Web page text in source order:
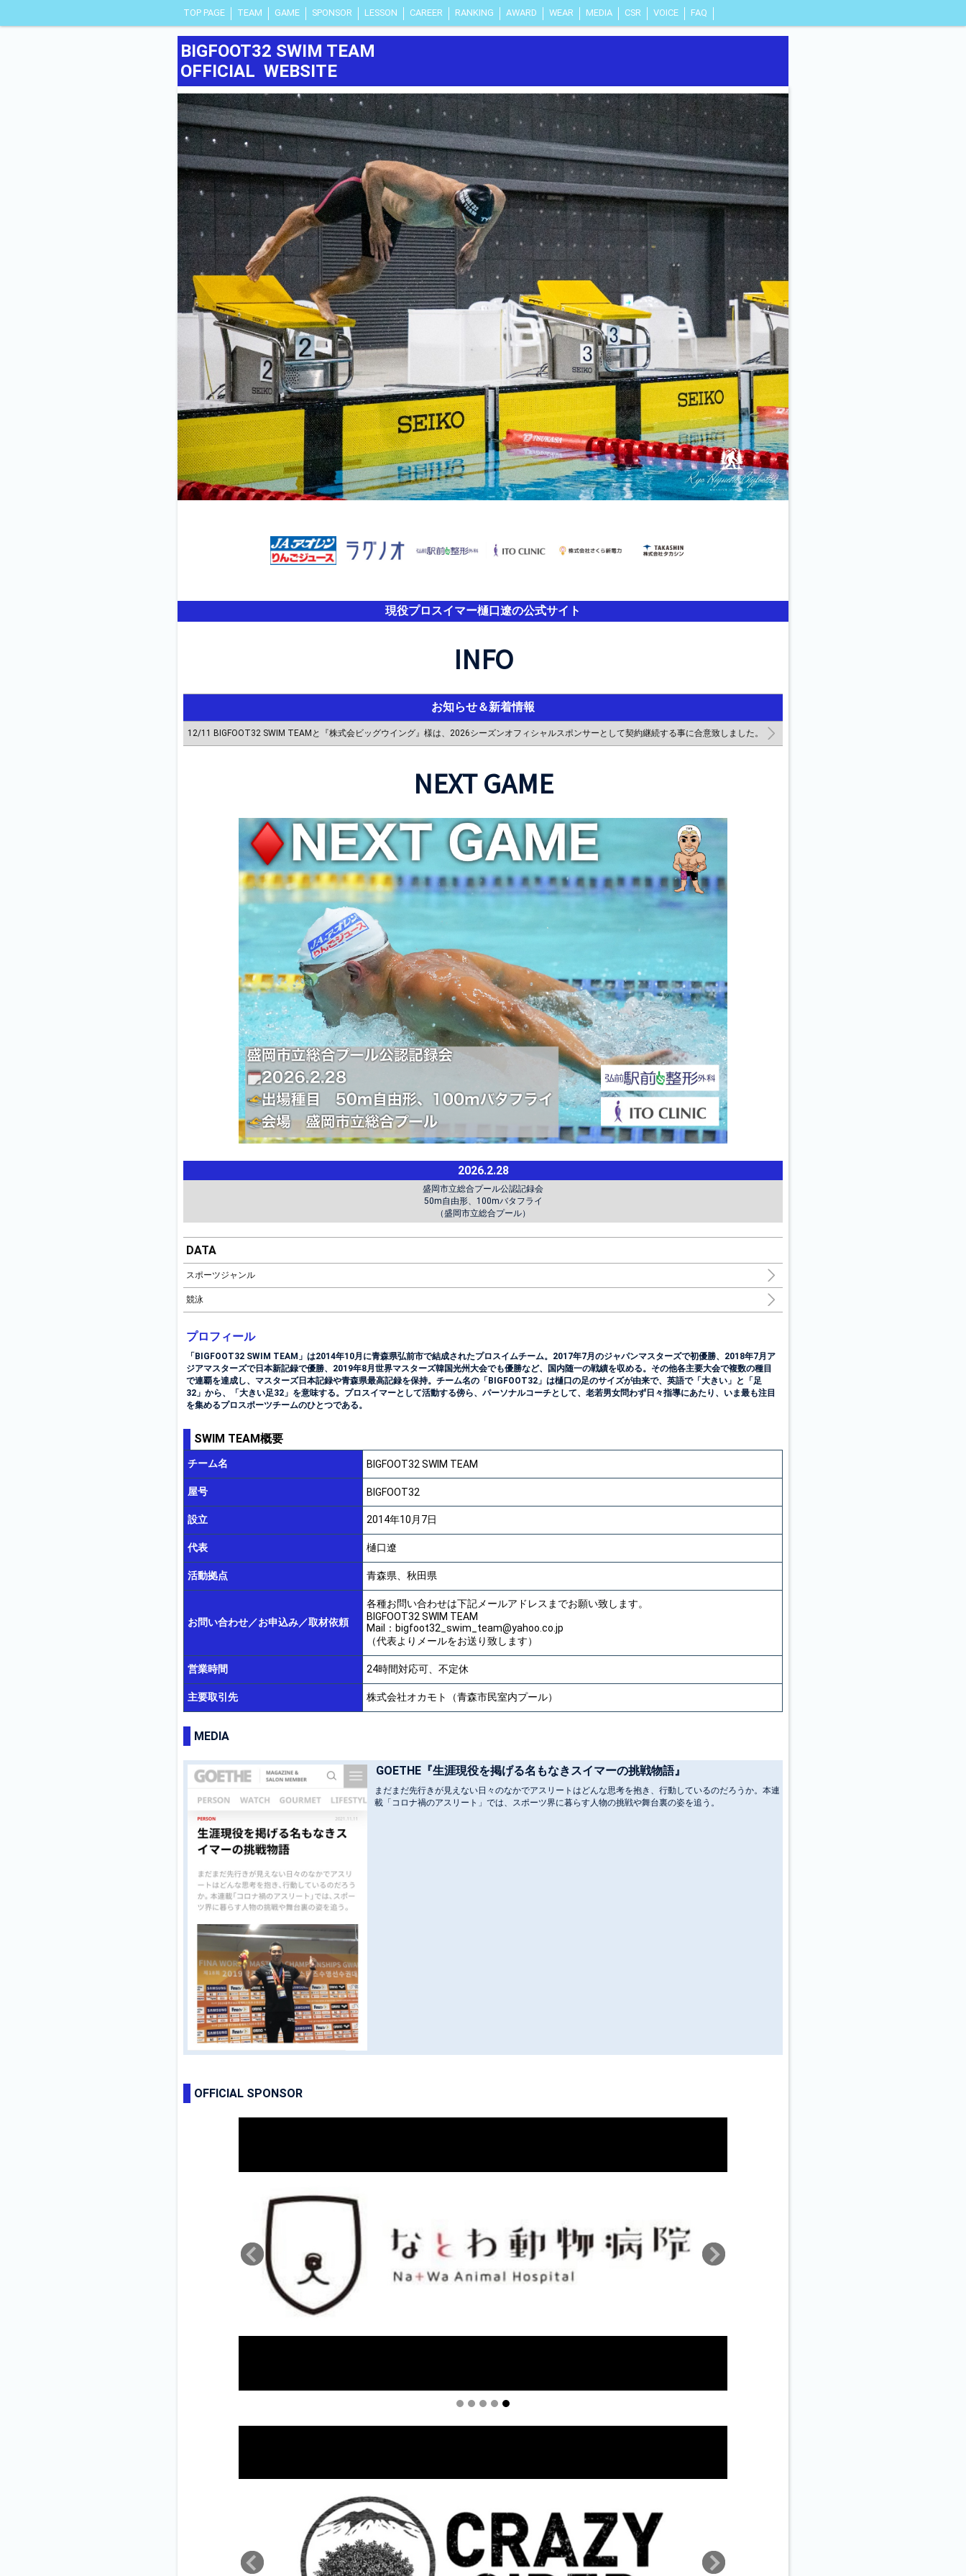
TOP PAGE TEAM GAME SPONSOR LESSON CAREER RANKING AWARD WEAR MEDIA CSR VOICE FAQ
BIGFOOT32 SWIM TEAM
OFFICIAL WEBSITE
現役プロスイマー樋口遼の公式サイト
INFO
お知らせ＆新着情報
12/11 BIGFOOT32 SWIM TEAMと『株式会ビッグウイング』様は、2026シーズンオフィシャルスポンサーとして契約継続する事に合意致しました。
NEXT GAME
2026.2.28
盛岡市立総合プール公認記録会
50m自由形、100mバタフライ
（盛岡市立総合プール）
DATA
スポーツジャンル
競泳
プロフィール
「BIGFOOT32 SWIM TEAM」は2014年10月に青森県弘前市で結成されたプロスイムチーム。2017年7月のジャパンマスターズで初優勝、2018年7月ア
ジアマスターズで日本新記録で優勝、2019年8月世界マスターズ韓国光州大会でも優勝など、国内随一の戦績を収める。その他各主要大会で複数の種目
で連覇を達成し、マスターズ日本記録や青森県最高記録を保持。チーム名の「BIGFOOT32」は樋口の足のサイズが由来で、英語で「大きい」と「足
32」から、「大きい足32」を意味する。プロスイマーとして活動する傍ら、パーソナルコーチとして、老若男女問わず日々指導にあたり、いま最も注目
を集めるプロスポーツチームのひとつである。
SWIM TEAM概要
チーム名 BIGFOOT32 SWIM TEAM
屋号 BIGFOOT32
設立 2014年10月7日
代表 樋口遼
活動拠点 青森県、秋田県
お問い合わせ／お申込み／取材依頼
各種お問い合わせは下記メールアドレスまでお願い致します。
BIGFOOT32 SWIM TEAM
Mail：bigfoot32_swim_team@yahoo.co.jp
（代表よりメールをお送り致します）
営業時間 24時間対応可、不定休
主要取引先 株式会社オカモト（青森市民室内プール）
MEDIA
GOETHE『生涯現役を掲げる名もなきスイマーの挑戦物語』
まだまだ先行きが見えない日々のなかでアスリートはどんな思考を抱き、行動しているのだろうか。本連
載「コロナ禍のアスリート」では、スポーツ界に暮らす人物の挑戦や舞台裏の姿を追う。
OFFICIAL SPONSOR